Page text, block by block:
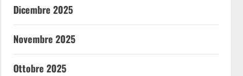
Dicembre 2025
Novembre 2025
Ottobre 2025